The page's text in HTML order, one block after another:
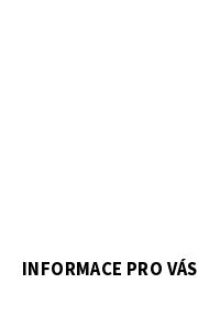
INFORMACE PRO VÁS